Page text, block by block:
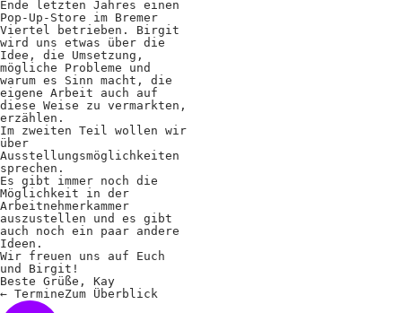
Regionalgruppen
Projekte und Publikationen
Foundation
Services für
Fotograf*innen
Mitglied werden
Presseausweis
Mein FREELENS
Ende letzten Jahres einen
Pop-Up-Store im Bremer
Viertel betrieben. Birgit
wird uns etwas über die
Idee, die Umsetzung,
mögliche Probleme und
warum es Sinn macht, die
eigene Arbeit auch auf
diese Weise zu vermarkten,
erzählen.
Im zweiten Teil wollen wir
über
Ausstellungsmöglichkeiten
sprechen.
Es gibt immer noch die
Möglichkeit in der
Arbeitnehmerkammer
auszustellen und es gibt
auch noch ein paar andere
Ideen.
Wir freuen uns auf Euch
und Birgit!
Beste Grüße, Kay
← TermineZum Überblick